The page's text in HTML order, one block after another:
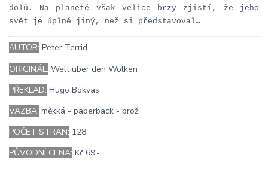
dolů. Na planetě však velice brzy zjistí, že jeho
svět je úplně jiný, než si představoval…
AUTOR: Peter Terrid
ORIGINÁL: Welt über den Wolken
PŘEKLAD: Hugo Bokvas
VAZBA: měkká - paperback - brož
POČET STRAN: 128
PŮVODNÍ CENA: Kč 69,-